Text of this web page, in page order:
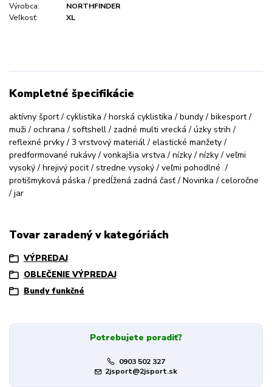
Výrobca:
NORTHFINDER
Veľkosť:
XL
Kompletné špecifikácie
aktívny šport / cyklistika / horská cyklistika / bundy / bikesport /
muži / ochrana / softshell / zadné multi vrecká / úzky strih /
reflexné prvky / 3 vrstvový materiál / elastické manžety /
predformované rukávy / vonkajšia vrstva / nízky / nízky / veľmi
vysoký / hrejivý pocit / stredne vysoký / veľmi pohodlné /
protišmyková páska / predĺžená zadná časť / Novinka / celoročne
/ jar
Tovar zaradený v kategóriách
VÝPREDAJ
OBLEČENIE VÝPREDAJ
Bundy funkčné
Potrebujete poradiť?
0903 502 327
2jsport@2jsport.sk